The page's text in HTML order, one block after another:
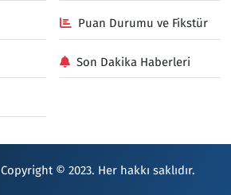
Puan Durumu ve Fikstür
Son Dakika Haberleri
Copyright © 2023. Her hakkı saklıdır.